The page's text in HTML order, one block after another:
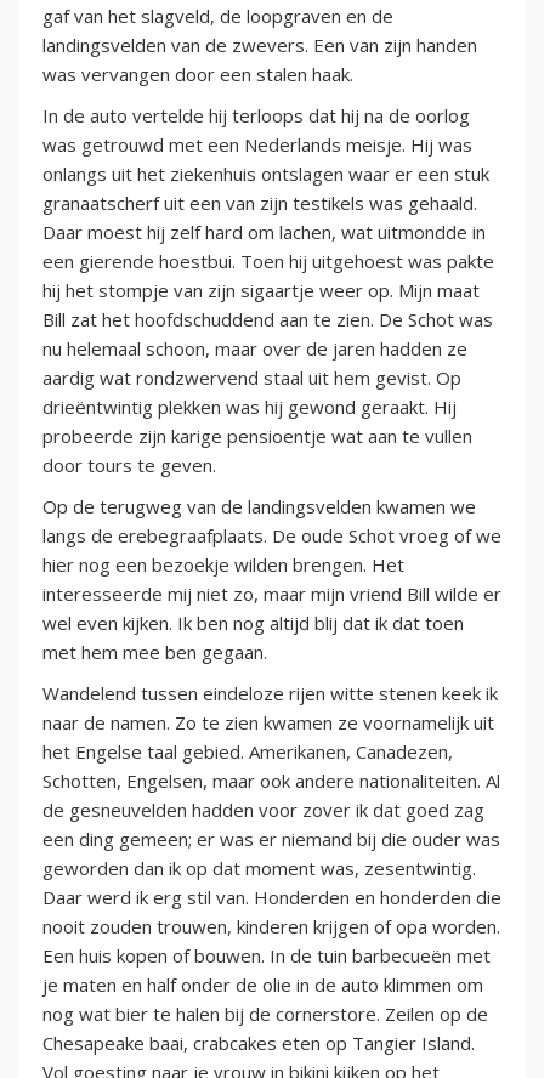
gaf van het slagveld, de loopgraven en de
landingsvelden van de zwevers. Een van zijn handen
was vervangen door een stalen haak.
In de auto vertelde hij terloops dat hij na de oorlog
was getrouwd met een Nederlands meisje. Hij was
onlangs uit het ziekenhuis ontslagen waar er een stuk
granaatscherf uit een van zijn testikels was gehaald.
Daar moest hij zelf hard om lachen, wat uitmondde in
een gierende hoestbui. Toen hij uitgehoest was pakte
hij het stompje van zijn sigaartje weer op. Mijn maat
Bill zat het hoofdschuddend aan te zien. De Schot was
nu helemaal schoon, maar over de jaren hadden ze
aardig wat rondzwervend staal uit hem gevist. Op
drieëntwintig plekken was hij gewond geraakt. Hij
probeerde zijn karige pensioentje wat aan te vullen
door tours te geven.
Op de terugweg van de landingsvelden kwamen we
langs de erebegraafplaats. De oude Schot vroeg of we
hier nog een bezoekje wilden brengen. Het
interesseerde mij niet zo, maar mijn vriend Bill wilde er
wel even kijken. Ik ben nog altijd blij dat ik dat toen
met hem mee ben gegaan.
Wandelend tussen eindeloze rijen witte stenen keek ik
naar de namen. Zo te zien kwamen ze voornamelijk uit
het Engelse taal gebied. Amerikanen, Canadezen,
Schotten, Engelsen, maar ook andere nationaliteiten. Al
de gesneuvelden hadden voor zover ik dat goed zag
een ding gemeen; er was er niemand bij die ouder was
geworden dan ik op dat moment was, zesentwintig.
Daar werd ik erg stil van. Honderden en honderden die
nooit zouden trouwen, kinderen krijgen of opa worden.
Een huis kopen of bouwen. In de tuin barbecueën met
je maten en half onder de olie in de auto klimmen om
nog wat bier te halen bij de cornerstore. Zeilen op de
Chesapeake baai, crabcakes eten op Tangier Island.
Vol goesting naar je vrouw in bikini kijken op het